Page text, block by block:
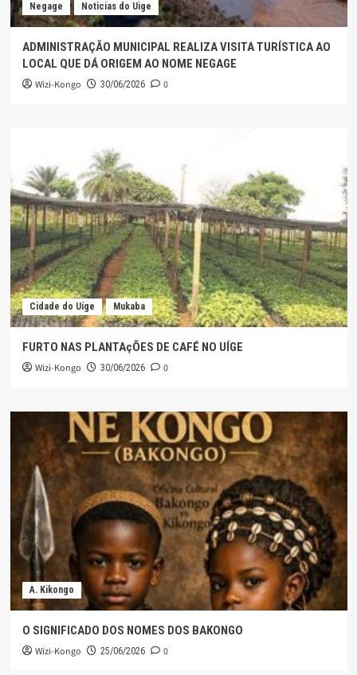
Negage Noticias do Uige
ADMINISTRAÇÃO MUNICIPAL REALIZA VISITA TURÍSTICA AO
LOCAL QUE DÁ ORIGEM AO NOME NEGAGE
Wizi-Kongo 30/06/2026 0
Cidade do Uíge Mukaba
FURTO NAS PLANTAçÕES DE CAFÉ NO UÍGE
Wizi-Kongo 30/06/2026 0
A. Kikongo
O SIGNIFICADO DOS NOMES DOS BAKONGO
Wizi-Kongo 25/06/2026 0